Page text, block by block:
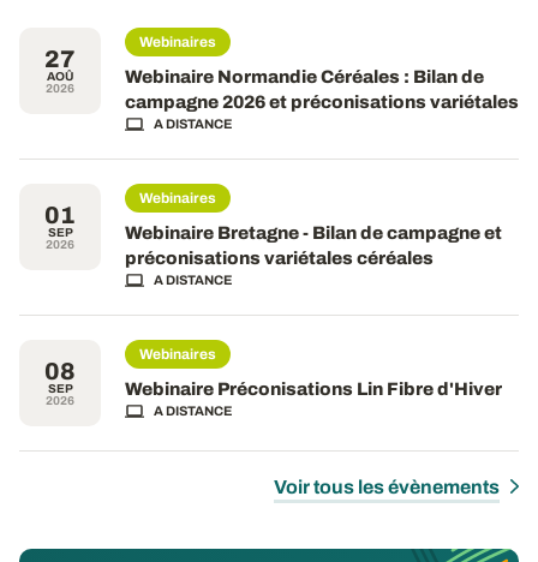
27
AOÛ
2026
Webinaires
Webinaire Normandie Céréales : Bilan de
campagne 2026 et préconisations variétales
A DISTANCE
01
SEP
2026
Webinaires
Webinaire Bretagne - Bilan de campagne et
préconisations variétales céréales
A DISTANCE
08
SEP
2026
Webinaires
Webinaire Préconisations Lin Fibre d'Hiver
A DISTANCE
Voir tous les évènements